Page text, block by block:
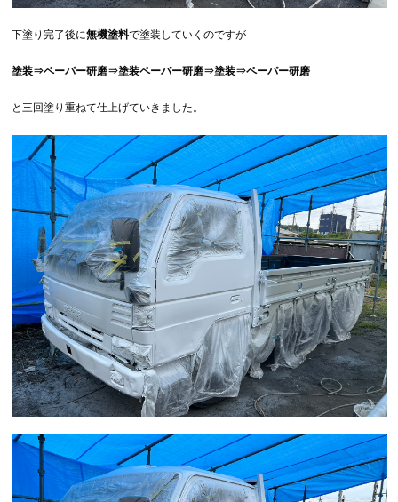
下塗り完了後に無機塗料で塗装していくのですが
塗装⇒ペーパー研磨⇒塗装ペーパー研磨⇒塗装⇒ペーパー研磨
と三回塗り重ねて仕上げていきました。